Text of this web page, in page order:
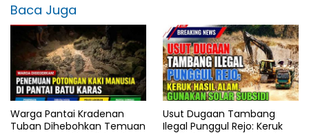
Baca Juga
Warga Pantai Kradenan
Tuban Dihebohkan Temuan
Usut Dugaan Tambang
Ilegal Punggul Rejo: Keruk